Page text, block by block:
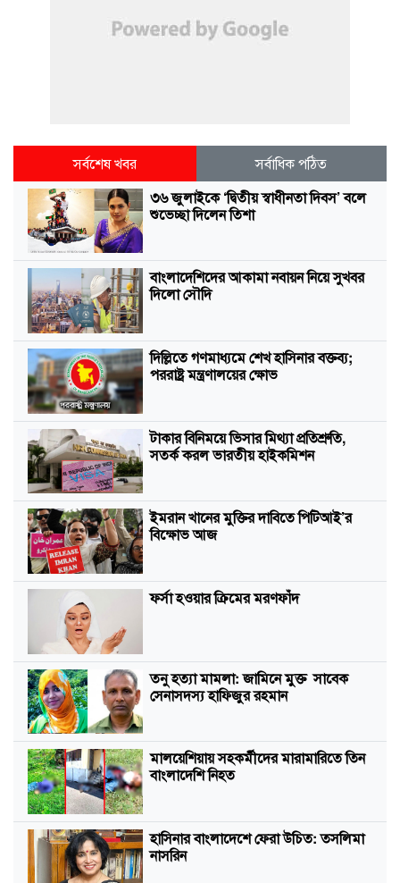
সর্বশেষ খবর
সর্বাধিক পঠিত
৩৬ জুলাইকে ‘দ্বিতীয় স্বাধীনতা দিবস’ বলে
শুভেচ্ছা দিলেন তিশা
বাংলাদেশিদের আকামা নবায়ন নিয়ে সুখবর
দিলো সৌদি
দিল্লিতে গণমাধ্যমে শেখ হাসিনার বক্তব্য;
পররাষ্ট্র মন্ত্রণালয়ের ক্ষোভ
টাকার বিনিময়ে ভিসার মিথ্যা প্রতিশ্রুতি,
সতর্ক করল ভারতীয় হাইকমিশন
ইমরান খানের মুক্তির দাবিতে পিটিআই’র
বিক্ষোভ আজ
ফর্সা হওয়ার ক্রিমের মরণফাঁদ
তনু হত্যা মামলা: জামিনে মুক্ত সাবেক
সেনাসদস্য হাফিজুর রহমান
মালয়েশিয়ায় সহকর্মীদের মারামারিতে তিন
বাংলাদেশি নিহত
হাসিনার বাংলাদেশে ফেরা উচিত: তসলিমা
নাসরিন